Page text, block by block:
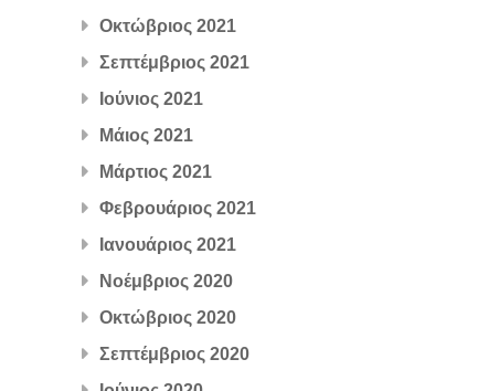
Οκτώβριος 2021
Σεπτέμβριος 2021
Ιούνιος 2021
Μάιος 2021
Μάρτιος 2021
Φεβρουάριος 2021
Ιανουάριος 2021
Νοέμβριος 2020
Οκτώβριος 2020
Σεπτέμβριος 2020